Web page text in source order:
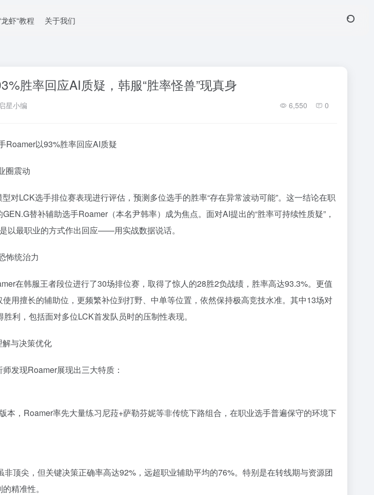
龙虾“教程 关于我们
胜率回应AI质疑，韩服“胜率怪兽”现真身
星小编 6,550 0
Roamer以93%胜率回应AI质疑
圈震动
对LCK选手排位赛表现进行评估，预测多位选手的胜率“存在异常波动可能”。这一结论在职
替补辅助选手Roamer（本名尹韩率）成为焦点。面对AI提出的“胜率可持续性质疑”，
以最职业的方式作出回应——用实战数据说话。
怖统治力
在韩服王者段位进行了30场排位赛，取得了惊人的28胜2负战绩，胜率高达93.3%。更值
用擅长的辅助位，更频繁补位到打野、中单等位置，依然保持极高竞技水准。其中13场对
利，包括面对多位LCK首发队员时的压制性表现。
与决策优化
发现Roamer展现出三大特质：
本，Roamer率先大量练习尼菈+萨勒芬妮等非传统下路组合，在职业选手普遍保守的环境下
顶尖，但关键决策正确率高达92%，远超职业辅助平均的76%。特别是在转线期与资源团
精准性。